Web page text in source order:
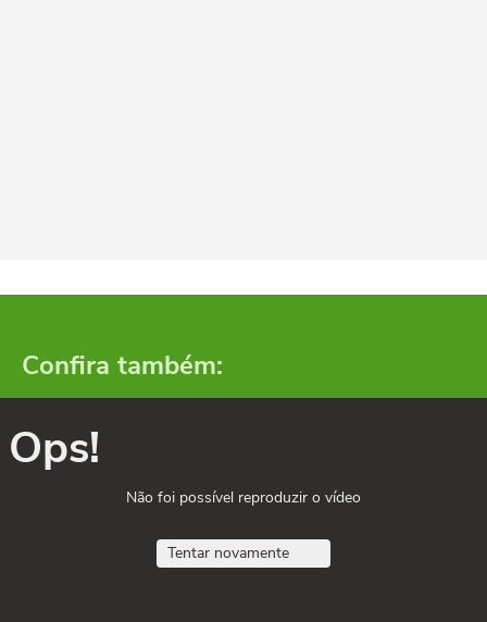
Confira também:
Ops!
Não foi possível reproduzir o vídeo
Tentar novamente